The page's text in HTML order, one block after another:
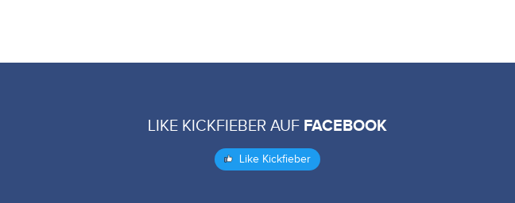
LIKE KICKFIEBER AUF FACEBOOK
Like Kickfieber